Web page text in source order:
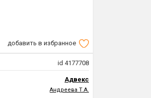
дома, и что самое
квартира является
свои дизайнерские
добавить в избранное
id 4177708
Адвекс
Андреева Т.А.